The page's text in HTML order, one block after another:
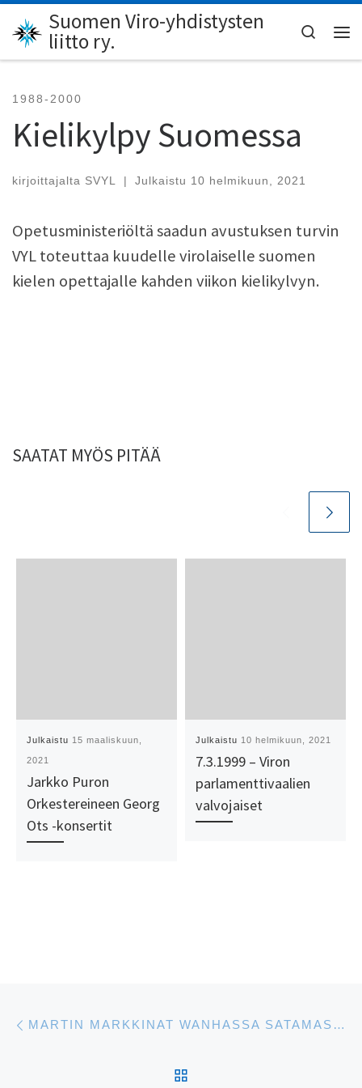
Skip to content
Suomen Viro-yhdistysten
liitto ry.
Search
1988-2000
Kielikylpy Suomessa
kirjoittajalta SVYL | Julkaistu 10 helmikuun, 2021
Opetusministeriöltä saadun avustuksen turvin
VYL toteuttaa kuudelle virolaiselle suomen
kielen opettajalle kahden viikon kielikylvyn.
SAATAT MYÖS PITÄÄ
Julkaistu 15 maaliskuun,
2021
Jarkko Puron
Orkestereineen Georg
Ots -konsertit
Julkaistu 10 helmikuun, 2021
7.3.1999 – Viron
parlamenttivaalien
valvojaiset
Artikkelien navigointi MARTIN MARKKINAT WANHASSA SATAMASSA